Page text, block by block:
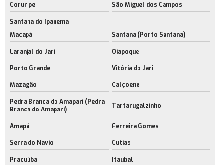
Coruripe São Miguel dos Campos
Santana do Ipanema
Macapá
Santana (Porto Santana)
Laranjal do Jari Oiapoque
Porto Grande Vitória do Jari
Mazagão Calçoene
Pedra Branca do Amapari (Pedra
Branca do Amaparí)
Tartarugalzinho
Amapá Ferreira Gomes
Serra do Navio Cutias
Pracuúba
Itaubal